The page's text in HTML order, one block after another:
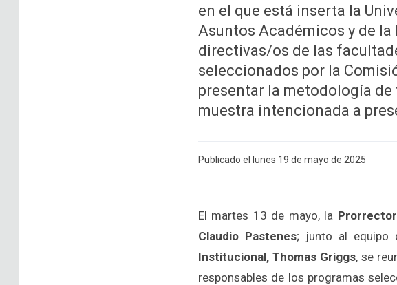
en el que está inserta la
Asuntos Académicos y de
directivas/os de las
seleccionados por la
presentar la metodología
muestra intencionada a
Publicado el lunes 19 de mayo de 2025
El martes 13 de mayo, la
Claudio Pastenes; junto al equipo
Institucional, Thomas Griggs, se
responsables de los programas